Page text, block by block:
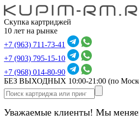
Скупка картриджей
10 лет на рынке
+7 (963) 711-73-41
+7 (903) 795-15-10
+7 (968) 014-80-90
БЕЗ ВЫХОДНЫХ 10:00-21:00 (по
Уважаемые клиенты! Мы